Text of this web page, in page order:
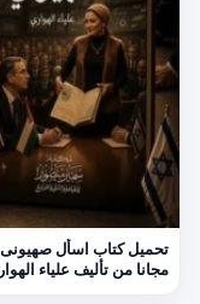
مجانا من تأليف علياء